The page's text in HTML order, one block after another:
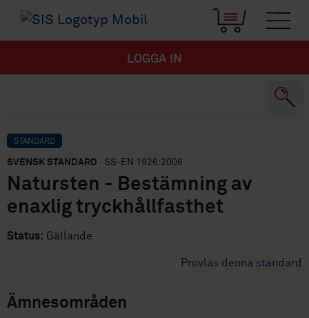
LOGGA IN
STANDARD
SVENSK STANDARD · SS-EN 1926:2006
Natursten - Bestämning av
enaxlig tryckhållfasthet
Status: Gällande
Provläs denna standard
Ämnesområden